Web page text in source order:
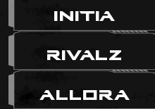
Initia
Rivalz
Allora